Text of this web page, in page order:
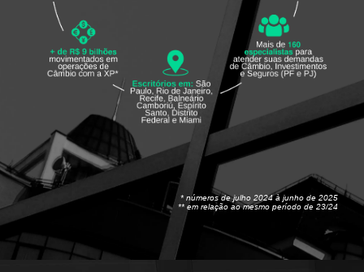
* números de julho 2024 à junho de 2025
** em relação ao mesmo período de 23/24